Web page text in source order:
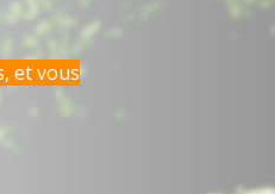
et vous